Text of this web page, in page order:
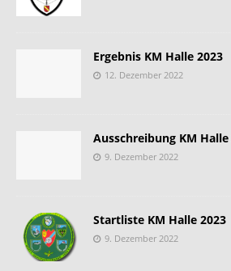
Ergebnis KM Halle 2023
12. Dezember 2022
Ausschreibung KM Halle
9. Dezember 2022
Startliste KM Halle 2023
9. Dezember 2022